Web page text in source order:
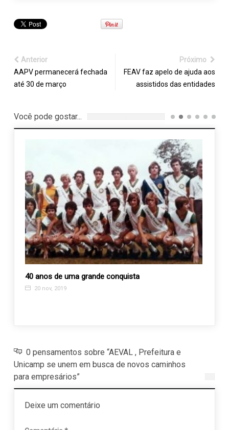
Anterior
AAPV permanecerá fechada
até 30 de março
Próximo
FEAV faz apelo de ajuda aos
assistidos das entidades
Você pode gostar...
40 anos de uma grande conquista
20 nov, 2019
0 pensamentos sobre “AEVAL , Prefeitura e
Unicamp se unem em busca de novos caminhos
para empresários”
Deixe um comentário